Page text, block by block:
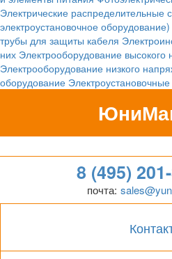
Электрические распределительные
электроустановочное оборудование)
трубы для защиты кабеля
них Электрооборудование высокого
Электрооборудование низкого
оборудование
Гипермаркет
8 (495)
почта: